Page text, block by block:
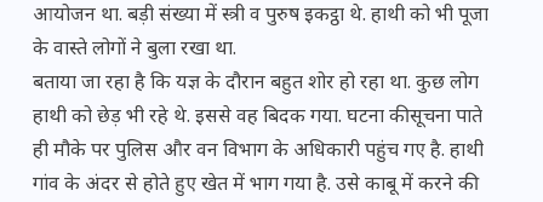
आयोजन था. बड़ी संख्या में स्त्री व पुरुष इकट्ठा थे. हाथी को भी पूजा
के वास्ते लोगों ने बुला रखा था.
बताया जा रहा है कि यज्ञ के दौरान बहुत शोर हो रहा था. कुछ लोग
हाथी को छेड़ भी रहे थे. इससे वह बिदक गया. घटना की सूचना पाते
ही मौके पर पुलिस और वन विभाग के अधिकारी पहुंच गए है. हाथी
गांव के अंदर से होते हुए खेत में भाग गया है. उसे काबू में करने की